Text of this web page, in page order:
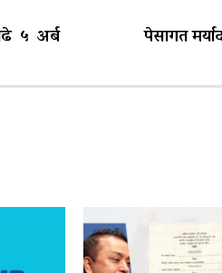
५ अर्ब पेसागत